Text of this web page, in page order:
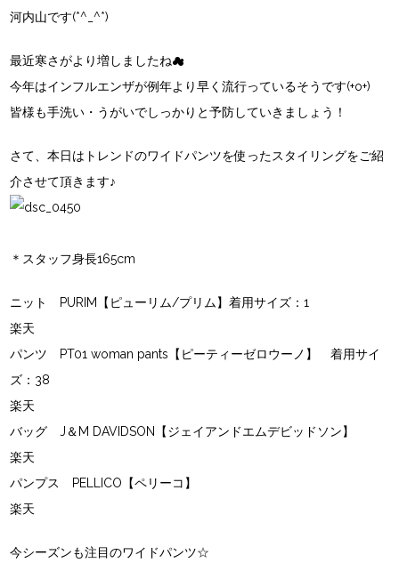
河内山です(*^_^*)
最近寒さがより増しましたね☁
今年はインフルエンザが例年より早く流行っているそうです(+o+)
皆様も手洗い・うがいでしっかりと予防していきましょう！
さて、本日はトレンドのワイドパンツを使ったスタイリングをご紹
介させて頂きます♪
＊スタッフ身長165cm
ニット PURIM【ピューリム/プリム】着用サイズ：1
楽天
パンツ
PT01 woman pants【ピーティーゼロウーノ】
着用サイ
ズ：38
楽天
バッグJ＆M DAVIDSON【ジェイアンドエムデビッドソン】
楽天
パンプス
PELLICO【ペリーコ】
楽天
今シーズンも注目のワイドパンツ☆